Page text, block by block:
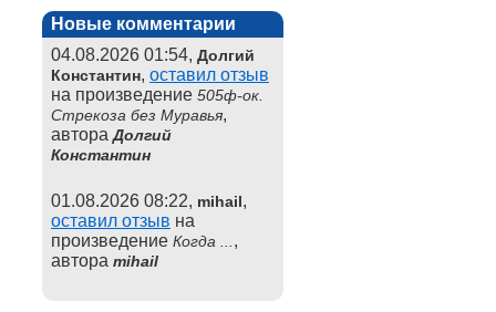
Новые комментарии
04.08.2026 01:54, Долгий
Константин, оставил отзыв
на произведение 505ф-ок.
Стрекоза без Муравья,
автораДолгий
Константин
01.08.2026 08:22, mihail,
оставил отзыв на
произведение Когда ... ,
автора mihail